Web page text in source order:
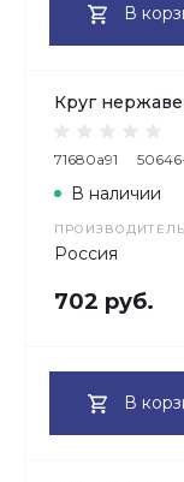
В
Круг
71680a91
ПРОИЗВОДИТЕЛЬ
Россия
В наличии
702 руб.
В